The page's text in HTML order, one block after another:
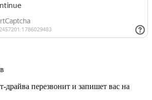
драйва перезвонит и запишет вас на